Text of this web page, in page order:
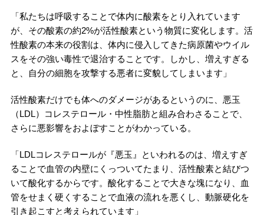
「私たちは呼吸することで体内に酸素をとり入れています
が、その酸素の約2%が活性酸素という物質に変化します。活
性酸素の本来の役割は、体内に侵入してきた病原菌やウイル
スをその強い毒性で退治することです。しかし、増えすぎる
と、自分の細胞を攻撃する悪者に変貌してしまいます」
活性酸素だけでも体へのダメージがあるというのに、悪玉
（LDL）コレステロール・中性脂肪と組み合わさることで、
さらに悪影響をおよぼすことがわかっている。
「LDLコレステロールが『悪玉』といわれるのは、増えすぎ
ることで血管の内壁にくっついてたまり、活性酸素と結びつ
いて酸化するからです。酸化することで大きな塊になり、血
管をせまく硬くすることで血液の流れを悪くし、動脈硬化を
引き起こすと考えられています」